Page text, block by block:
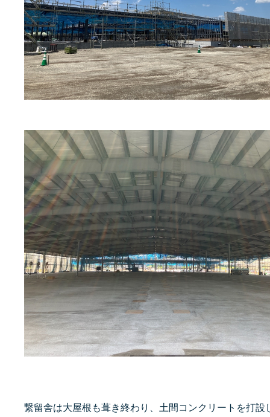
繋留舎は大屋根も葺き終わり、土間コンクリートを打設